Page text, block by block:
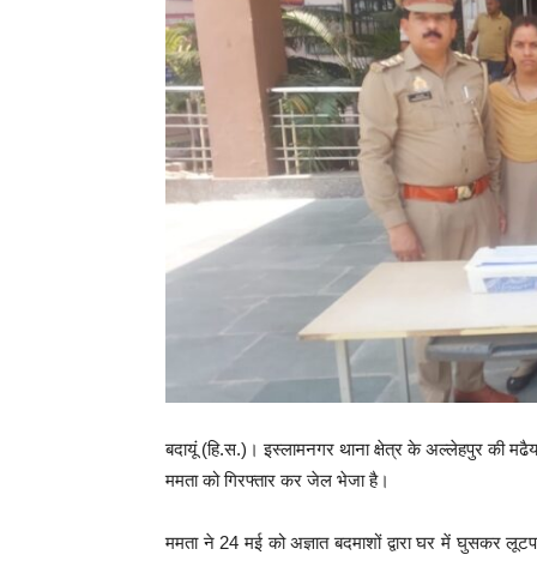
बदायूं (हि.स.)। इस्लामनगर थाना क्षेत्र के अल्लेहपुर की
ममता को गिरफ्तार कर जेल भेजा है।
ममता ने 24 मई को अज्ञात बदमाशों द्वारा घर में घुसकर